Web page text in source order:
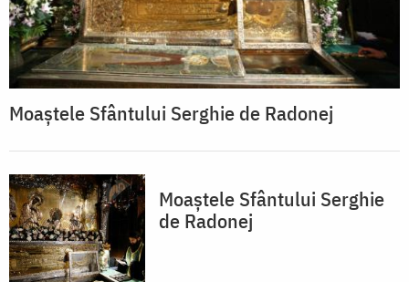
Moaștele Sfântului Serghie de Radonej
Moaștele Sfântului Serghie
de Radonej